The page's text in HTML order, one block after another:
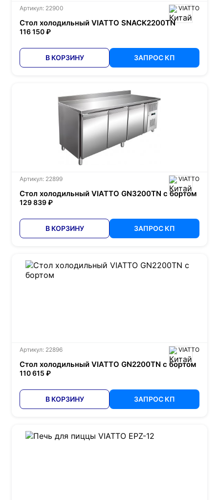
Артикул: 22900 VIATTO
Стол холодильный VIATTO SNACK2200TN
116 150 ₽
В КОРЗИНУ ЗАПРОС КП
Артикул: 22899 VIATTO
Стол холодильный VIATTO GN3200TN с бортом
129 839 ₽
В КОРЗИНУ ЗАПРОС КП
Артикул: 22896 VIATTO
Стол холодильный VIATTO GN2200TN с бортом
110 615 ₽
В КОРЗИНУ ЗАПРОС КП